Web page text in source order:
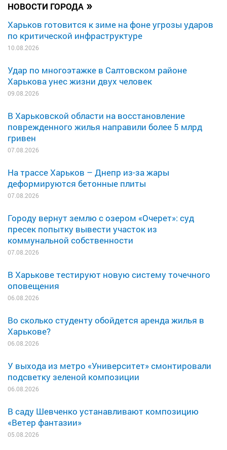
НОВОСТИ ГОРОДА »
Харьков готовится к зиме на фоне угрозы ударов
по критической инфраструктуре
10.08.2026
Удар по многоэтажке в Салтовском районе
Харькова унес жизни двух человек
09.08.2026
В Харьковской области на восстановление
поврежденного жилья направили более 5 млрд
гривен
07.08.2026
На трассе Харьков – Днепр из-за жары
деформируются бетонные плиты
07.08.2026
Городу вернут землю с озером «Очерет»: суд
пресек попытку вывести участок из
коммунальной собственности
07.08.2026
В Харькове тестируют новую систему точечного
оповещения
06.08.2026
Во сколько студенту обойдется аренда жилья в
Харькове?
06.08.2026
У выхода из метро «Университет» смонтировали
подсветку зеленой композиции
06.08.2026
В саду Шевченко устанавливают композицию
«Ветер фантазии»
05.08.2026